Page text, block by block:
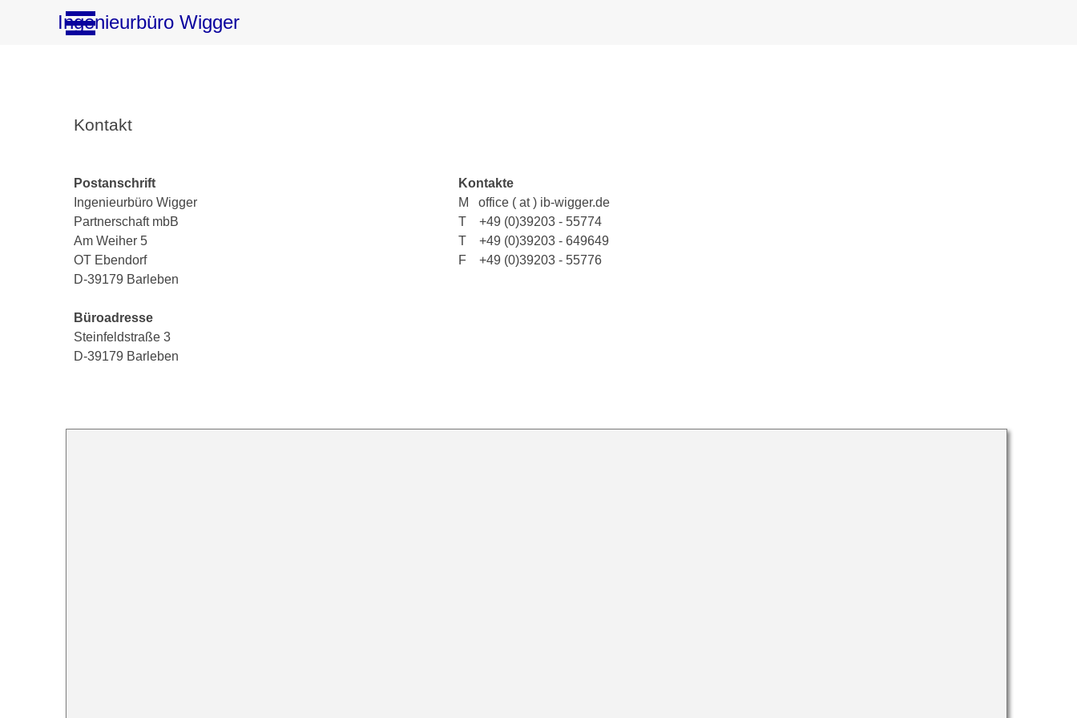
Ingenieurbüro Wigger
Kontakt
Postanschrift
Ingenieurbüro Wigger
Partnerschaft mbB
Am Weiher 5
OT Ebendorf
D-39179 Barleben
Büroadresse
Steinfeldstraße 3
D-39179 Barleben
Kontakte
M office ( at ) ib-wigger.de
T +49 (0)39203 - 55774
T +49 (0)39203 - 649649
F +49 (0)39203 - 55776